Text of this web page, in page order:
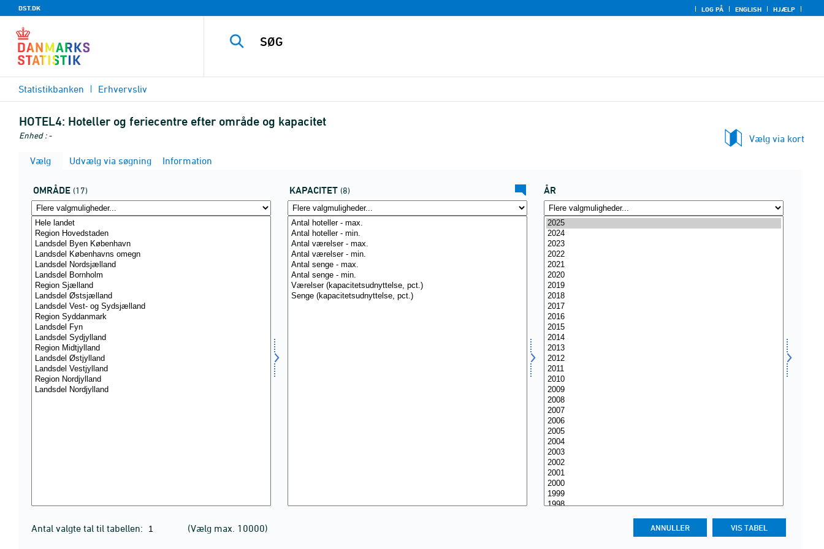
DST.DK LOG PÅ ENGLISH HJÆLP
Statistikbanken Erhvervsliv
HOTEL4: Hoteller og feriecentre efter område og kapacitet
Enhed : -
Vælg via kort
Vælg
Udvælg via søgning Information
OMRÅDE (17) KAPACITET (8) ÅR
Antal valgte tal til tabellen: (Vælg max. 10000)